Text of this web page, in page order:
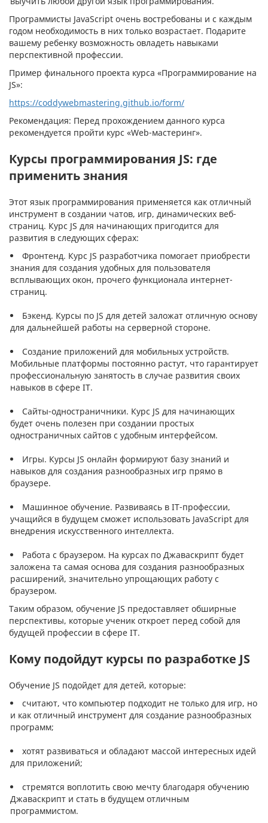
Программисты JavaScript очень востребованы и с каждым
годом необходимость в них только возрастает. Подарите
вашему ребенку возможность овладеть навыками
перспективной профессии.
Пример финального проекта курса «Программирование на
JS»:
https://coddywebmastering.github.io/form/
Рекомендация: Перед прохождением данного курса
рекомендуется пройти курс «Web-мастеринг».
Курсы программирования JS: где
применить знания
Этот язык программирования применяется как отличный
инструмент в создании чатов, игр, динамических веб-
страниц. Курс JS для начинающих пригодится для
развития в следующих сферах:
Фронтенд. Курс JS разработчика помогает приобрести
знания для создания удобных для пользователя
всплывающих окон, прочего функционала интернет-
страниц.
Бэкенд. Курсы по JS для детей заложат отличную основу
для дальнейшей работы на серверной стороне.
Создание приложений для мобильных устройств.
Мобильные платформы постоянно растут, что гарантирует
профессиональную занятость в случае развития своих
навыков в сфере IT.
Сайты-одностраничники. Курс JS для начинающих
будет очень полезен при создании простых
одностраничных сайтов с удобным интерфейсом.
Игры. Курсы JS онлайн формируют базу знаний и
навыков для создания разнообразных игр прямо в
браузере.
Машинное обучение. Развиваясь в IT-профессии,
учащийся в будущем сможет использовать JavaScript для
внедрения искусственного интеллекта.
Работа с браузером. На курсах по Джаваскрипт будет
заложена та самая основа для создания разнообразных
расширений, значительно упрощающих работу с
браузером.
Таким образом, обучение JS предоставляет обширные
перспективы, которые ученик откроет перед собой для
будущей профессии в сфере IT.
Кому подойдут курсы по разработке JS
Обучение JS подойдет для детей, которые:
считают, что компьютер подходит не только для игр, но
и как отличный инструмент для создание разнообразных
программ;
хотят развиваться и обладают массой интересных идей
для приложений;
стремятся воплотить свою мечту благодаря обучению
Джаваскрипт и стать в будущем отличным
программистом.